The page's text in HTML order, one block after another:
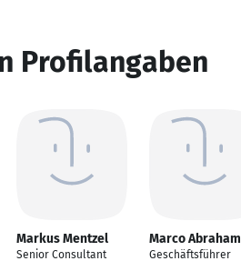
Profilangaben
Markus Mentzel
Senior Consultant
Marco Abraham
Geschäftsführer